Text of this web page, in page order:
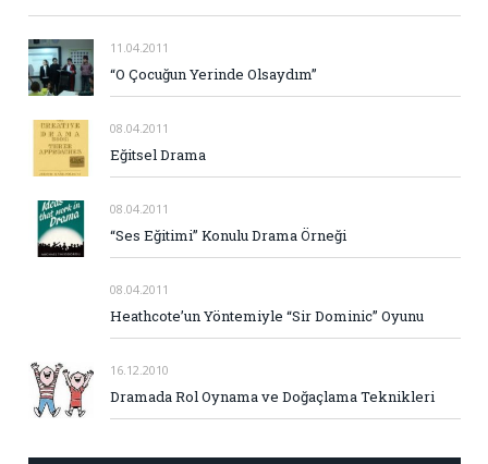
11.04.2011
“O Çocuğun Yerinde Olsaydım”
08.04.2011
Eğitsel Drama
08.04.2011
“Ses Eğitimi” Konulu Drama Örneği
08.04.2011
Heathcote’un Yöntemiyle “Sir Dominic” Oyunu
16.12.2010
Dramada Rol Oynama ve Doğaçlama Teknikleri